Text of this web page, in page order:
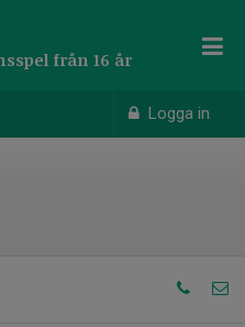
Logga in
från 16 år